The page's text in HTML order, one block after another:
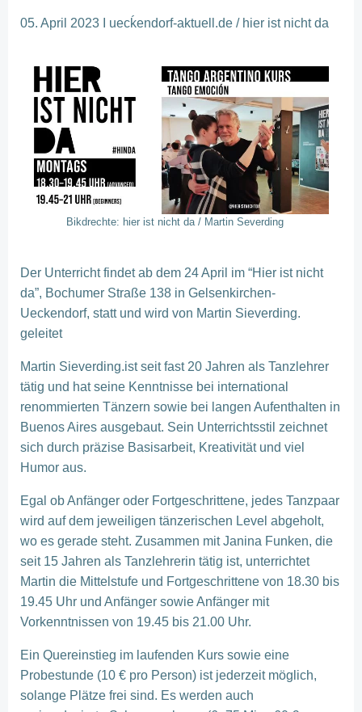
05. April 2023 I uecḱendorf-aktuell.de / hier ist nicht da
Bikdrechte: hier ist nicht da / Martin Severding
Der Unterricht findet ab dem 24 April im “Hier ist nicht
da”, Bochumer Straße 138 in Gelsenkirchen-
Ueckendorf, statt und wird von Martin Sieverding.
geleitet
Martin Sieverding.ist seit fast 20 Jahren als Tanzlehrer
tätig und hat seine Kenntnisse bei international
renommierten Tänzern sowie bei langen Aufenthalten in
Buenos Aires ausgebaut. Sein Unterrichtsstil zeichnet
sich durch präzise Basisarbeit, Kreativität und viel
Humor aus.
Egal ob Anfänger oder Fortgeschrittene, jedes Tanzpaar
wird auf dem jeweiligen tänzerischen Level abgeholt,
wo es gerade steht. Zusammen mit Janina Funken, die
seit 15 Jahren als Tanzlehrerin tätig ist, unterrichtet
Martin die Mittelstufe und Fortgeschrittene von 18.30 bis
19.45 Uhr und Anfänger sowie Anfänger mit
Vorkenntnissen von 19.45 bis 21.00 Uhr.
Ein Quereinstieg im laufenden Kurs sowie eine
Probestunde (10 € pro Person) ist jederzeit möglich,
solange Plätze frei sind. Es werden auch